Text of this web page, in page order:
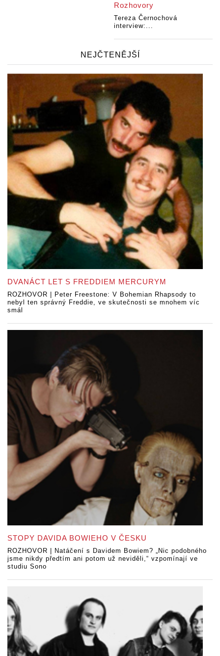
Rozhovory
Tereza Černochová
interview:...
NEJČTENĚJŠÍ
DVANÁCT LET S FREDDIEM MERCURYM
ROZHOVOR | Peter Freestone: V Bohemian Rhapsody to
nebyl ten správný Freddie, ve skutečnosti se mnohem víc
smál
STOPY DAVIDA BOWIEHO V ČESKU
ROZHOVOR | Natáčení s Davidem Bowiem? „Nic podobného
jsme nikdy předtím ani potom už neviděli,“ vzpomínají ve
studiu Sono